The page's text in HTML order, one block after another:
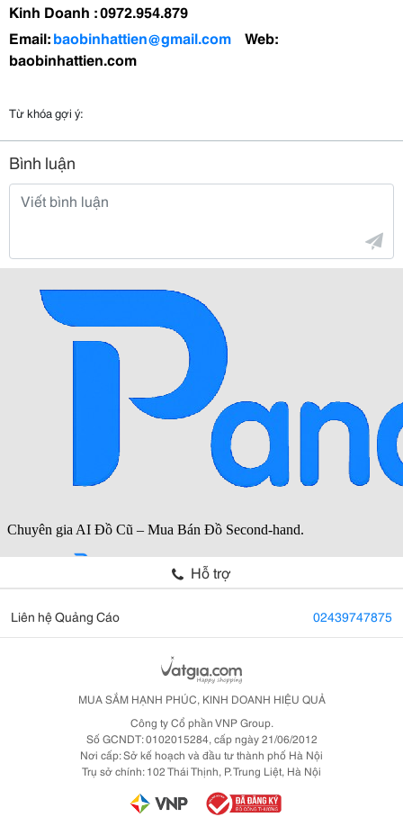
Kinh Doanh : 0972.954.879
Email:baobinhattien@gmail.com
Web:
baobinhattien.com
Từ khóa gợi ý:
Bình luận
Hỗ trợ
Liên hệ Quảng Cáo 02439747875
MUA SẮM HẠNH PHÚC, KINH DOANH HIỆU QUẢ
Công ty Cổ phần VNP Group.
Số GCNDT: 0102015284, cấp ngày 21/06/2012
Nơi cấp: Sở kế hoạch và đầu tư thành phố Hà Nội
Trụ sở chính: 102 Thái Thịnh, P. Trung Liệt, Hà Nội